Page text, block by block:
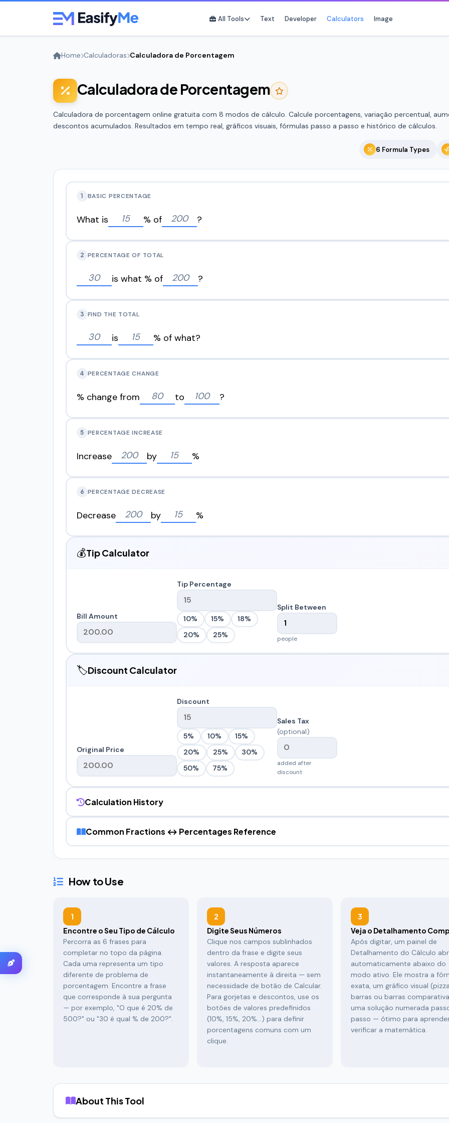
All Tools Text Developer Calculators Image
Home Calculadoras Calculadora de Porcentagem
Calculadora de Porcentagem
Calculadora de porcentagem online gratuita com 8 modos de cálculo. Calcule porcentagens, variação percentual,
descontos acumulados. Resultados em tempo real, gráficos visuais, fórmulas passo a passo e histórico de cálculos.
6 Formula Types
1 BASIC PERCENTAGE
What is % of ?
2 PERCENTAGE OF TOTAL
is what % of ?
3 FIND THE TOTAL
is % of what?
4 PERCENTAGE CHANGE
% change from to ?
5 PERCENTAGE INCREASE
Increase by %
6 PERCENTAGE DECREASE
Decrease by %
💰Tip Calculator
Bill Amount
Tip Percentage
10% 15%
18%
20%
25%
Split Between
people
🏷️Discount Calculator
Original Price
Discount
5% 10%
15%
20%
25%
30%
50%
75%
Sales Tax
(optional)
added after
discount
Calculation History
Common Fractions ↔ Percentages Reference
How to Use
1
Encontre o Seu Tipo de Cálculo
Percorra as 6 frases para
completar no topo da página.
Cada uma representa um tipo
diferente de problema de
porcentagem. Encontre a frase
que corresponde à sua pergunta
— por exemplo, "O que é 20% de
500?" ou "30 é qual % de 200?".
2
Digite Seus Números
Clique nos campos sublinhados
dentro da frase e digite seus
valores. A resposta aparece
instantaneamente à direita — sem
necessidade de botão de Calcular.
Para gorjetas e descontos, use os
botões de valores predefinidos
(10%, 15%, 20%…) para definir
porcentagens comuns com um
clique.
3
Veja o Detalhamento
Após digitar, um painel de
Detalhamento do Cálculo
automaticamente abaixo do
modo ativo. Ele mostra a
exata, um gráfico visual
barras ou barras
uma solução numerada
passo — ótimo para
verificar a matemática.
About This Tool